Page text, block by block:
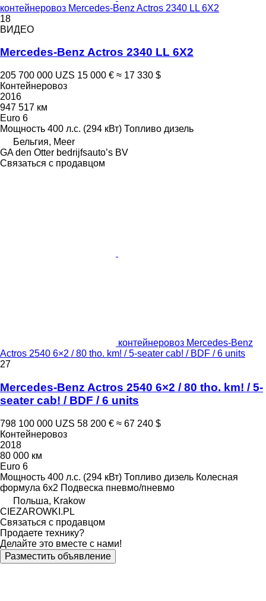
контейнеровоз Mercedes-Benz Actros 2340 LL 6X2
18
ВИДЕО
Mercedes-Benz Actros 2340 LL 6X2
205 700 000 UZS 15 000 € ≈ 17 330 $
Контейнеровоз
2016
947 517 км
Euro 6
Мощность 400 л.с. (294 кВт) Топливо дизель
Бельгия, Meer
GA den Otter bedrijfsauto’s BV
Связаться с продавцом
контейнеровоз Mercedes-Benz
Actros 2540 6×2 / 80 tho. km! / 5-seater cab! / BDF / 6 units
27
Mercedes-Benz Actros 2540 6×2 / 80 tho. km! / 5-
seater cab! / BDF / 6 units
798 100 000 UZS 58 200 € ≈ 67 240 $
Контейнеровоз
2018
80 000 км
Euro 6
Мощность 400 л.с. (294 кВт) Топливо дизель Колесная
формула 6x2 Подвеска пневмо/пневмо
Польша, Krakow
CIEZAROWKI.PL
Связаться с продавцом
Продаете технику?
Делайте это вместе с нами!
Разместить объявление